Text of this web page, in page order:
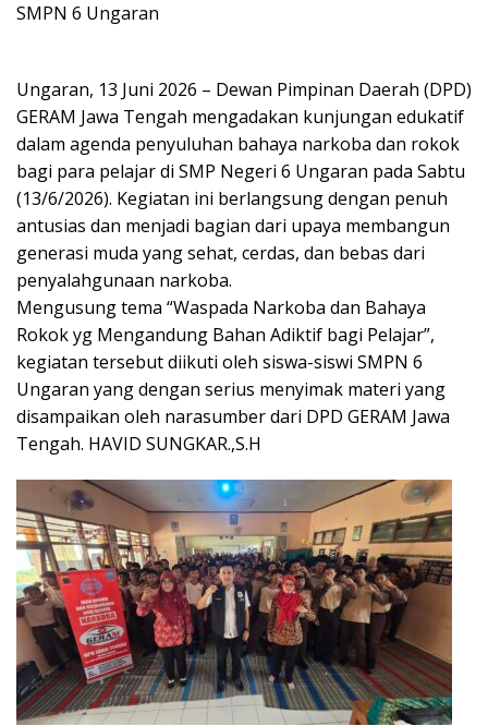
SMPN 6 Ungaran
Ungaran, 13 Juni 2026 – Dewan Pimpinan Daerah (DPD)
GERAM Jawa Tengah mengadakan kunjungan edukatif
dalam agenda penyuluhan bahaya narkoba dan rokok
bagi para pelajar di SMP Negeri 6 Ungaran pada Sabtu
(13/6/2026). Kegiatan ini berlangsung dengan penuh
antusias dan menjadi bagian dari upaya membangun
generasi muda yang sehat, cerdas, dan bebas dari
penyalahgunaan narkoba.
Mengusung tema “Waspada Narkoba dan Bahaya
Rokok yg Mengandung Bahan Adiktif bagi Pelajar”,
kegiatan tersebut diikuti oleh siswa-siswi SMPN 6
Ungaran yang dengan serius menyimak materi yang
disampaikan oleh narasumber dari DPD GERAM Jawa
Tengah. HAVID SUNGKAR.,S.H